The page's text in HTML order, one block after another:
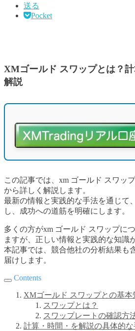
送る
Pocket
XMゴールド スワップとは？
解説
この記事では、xm ゴールド スワッ
から詳しく解説します。
最新の情報と実践的な手法を通じて
し、成功への道筋を明確にします。
多くの方がxm ゴールド スワップに
ますが、正しい情報と実践的な知識
本記事では、競合他社の分析結果も
届けします。
Contents
XMゴールド スワップとの基本
スワップとは？
スワップレートの確認方
計算・時間・を解説の具体的